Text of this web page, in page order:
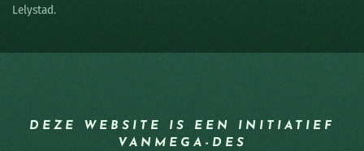
Lelystad.
DEZE WEBSITE IS EEN INITIATIEF
VAN MEGA-DES